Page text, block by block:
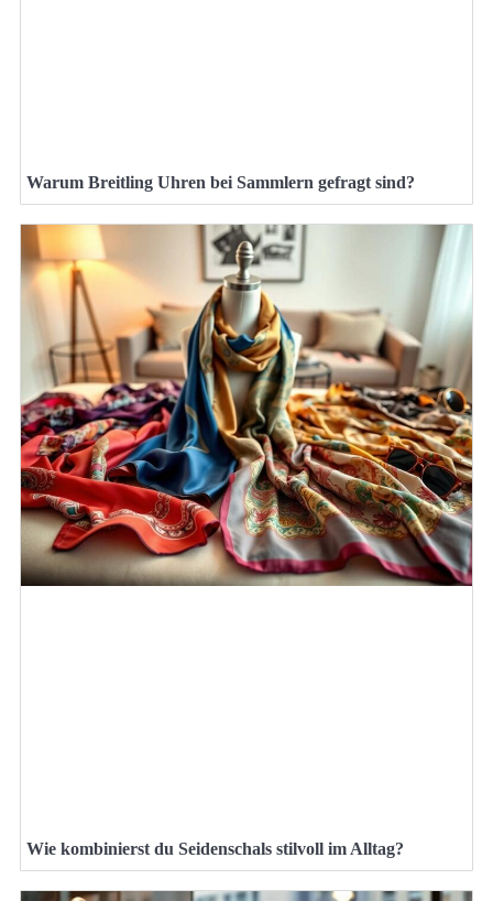
Warum Breitling Uhren bei Sammlern gefragt sind?
Wie kombinierst du Seidenschals stilvoll im Alltag?